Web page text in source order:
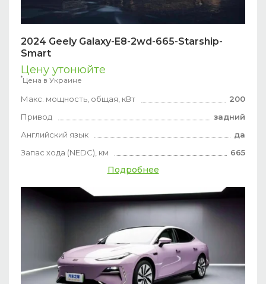
2024 Geely Galaxy-E8-2wd-665-Starship-
Smart
Цену утонюйте
*Цена в Украине
Макс. мощность, общая, кВт
200
Привод
задний
Английский язык
да
Запас хода (NEDC), км
665
Подробнее